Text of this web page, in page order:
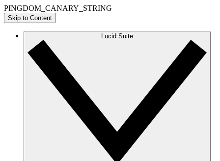
PINGDOM_CANARY_STRING
Skip to Content
Lucid Suite